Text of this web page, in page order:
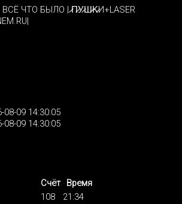
BCЁ ЧTO БЫЛO | ̷П̷У̷Ш̷K̷И+LASER
08-09 14:30:05
09 14:30:05
Счёт
Время
108
21:34